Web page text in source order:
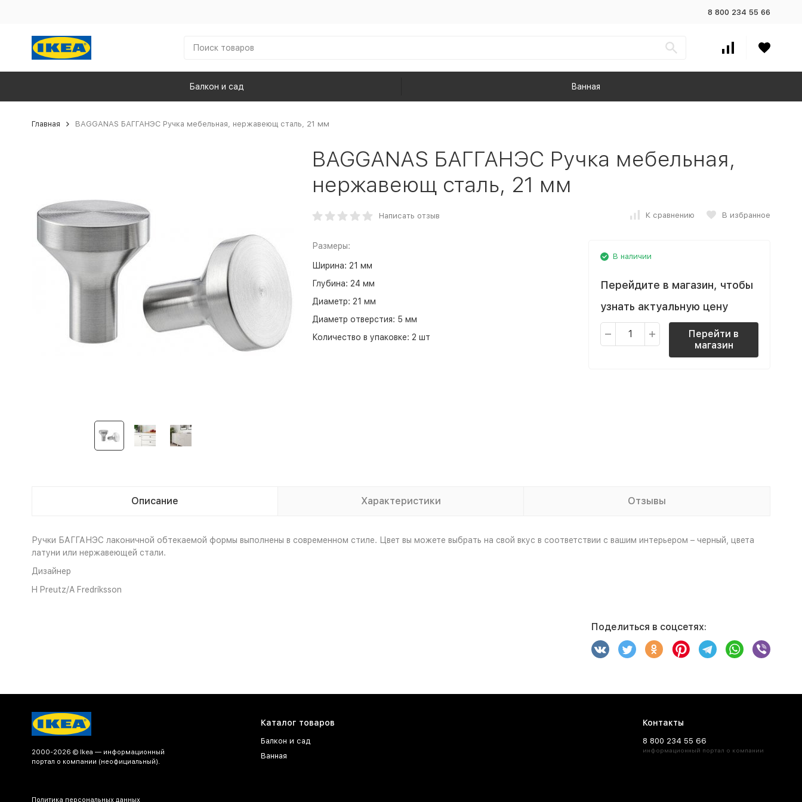
8 800 234 55 66
Балкон и сад Ванная
Главная BAGGANAS БАГГАНЭС Ручка мебельная, нержавеющ сталь, 21 мм
BAGGANAS БАГГАНЭС Ручка мебельная,
нержавеющ сталь, 21 мм
Написать отзыв К сравнению В избранное
Размеры:
Ширина: 21 мм
Глубина: 24 мм
Диаметр: 21 мм
Диаметр отверстия: 5 мм
Количество в упаковке: 2 шт
В наличии
Перейдите в магазин, чтобы
узнать актуальную цену
Перейти в
магазин
Описание Характеристики Отзывы
Ручки БАГГАНЭС лаконичной обтекаемой формы выполнены в современном стиле. Цвет вы можете выбрать на свой вкус в соответствии с вашим интерьером – черный, цвета
латуни или нержавеющей стали.
Дизайнер
H Preutz/A Fredriksson
Поделиться в соцсетях:
2000-2026 © Ikea — информационный
портал о компании (неофициальный).
Политика персональных данных
Каталог товаров
Балкон и сад
Ванная
Контакты
8 800 234 55 66
информационный портал о компании